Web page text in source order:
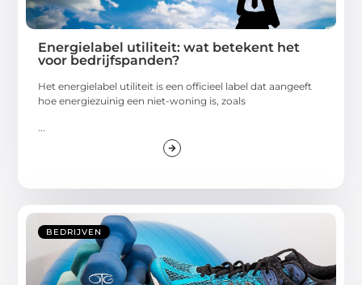
Energielabel utiliteit: wat betekent het
voor bedrijfspanden?
Het energielabel utiliteit is een officieel label dat aangeeft
hoe energiezuinig een niet-woning is, zoals
BEDRIJVEN